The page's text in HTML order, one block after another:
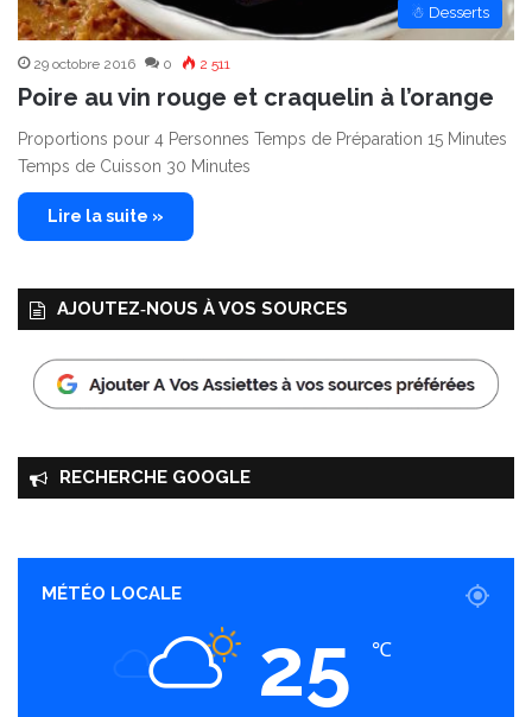
☃ Desserts
29 octobre 2016 0 2 511
Poire au vin rouge et craquelin à l’orange
Proportions pour 4 Personnes Temps de Préparation 15 Minutes
Temps de Cuisson 30 Minutes
Lire la suite »
AJOUTEZ‑NOUS À VOS SOURCES
RECHERCHE GOOGLE
MÉTÉO LOCALE
25 ℃